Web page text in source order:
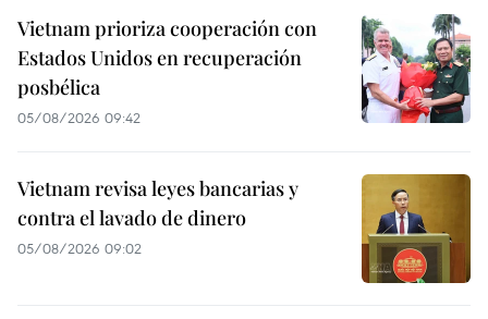
Vietnam prioriza cooperación con
Estados Unidos en recuperación
posbélica
05/08/2026 09:42
Vietnam revisa leyes bancarias y
contra el lavado de dinero
05/08/2026 09:02